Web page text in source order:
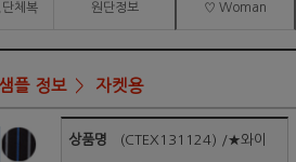
체복 원단정보 ♡ Woman
플 정보 자켓용
상품명 (CTEX131124) /★와이